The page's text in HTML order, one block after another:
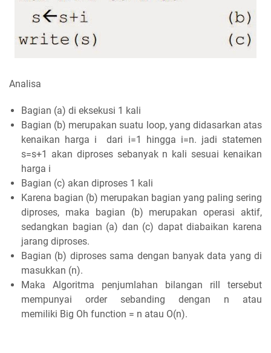
Analisa
Bagian (a) di eksekusi 1 kali
Bagian (b) merupakan suatu loop, yang didasarkan atas
kenaikan harga i dari i=1 hingga i=n. jadi statemen
s=s+1 akan diproses sebanyak n kali sesuai kenaikan
harga i
Bagian (c) akan diproses 1 kali
Karena bagian (b) merupakan bagian yang paling sering
diproses, maka bagian (b) merupakan operasi aktif,
sedangkan bagian (a) dan (c) dapat diabaikan karena
jarang diproses.
Bagian (b) diproses sama dengan banyak data yang di
masukkan (n).
Maka Algoritma penjumlahan bilangan rill tersebut
mempunyai order sebanding dengan n atau
memiliki Big Oh function = n atau O(n).